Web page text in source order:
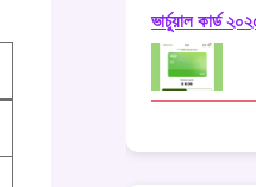
ভার্চুয়াল কার্ড